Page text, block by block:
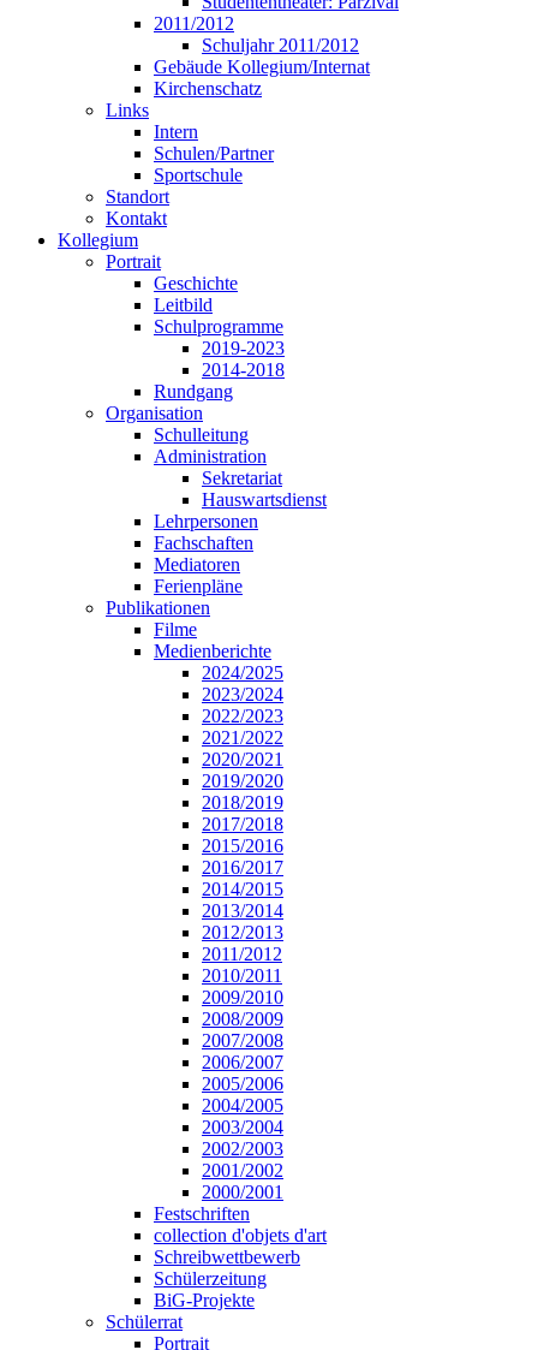
2011/2012
Schuljahr 2011/2012
Gebäude Kollegium/Internat
Kirchenschatz
Links
Intern
Schulen/Partner
Sportschule
Standort
Kontakt
Kollegium
Portrait
Geschichte
Leitbild
Schulprogramme
2019-2023
2014-2018
Rundgang
Organisation
Schulleitung
Administration
Sekretariat
Hauswartsdienst
Lehrpersonen
Fachschaften
Mediatoren
Ferienpläne
Publikationen
Filme
Medienberichte
2024/2025
2023/2024
2022/2023
2021/2022
2020/2021
2019/2020
2018/2019
2017/2018
2015/2016
2016/2017
2014/2015
2013/2014
2012/2013
2011/2012
2010/2011
2009/2010
2008/2009
2007/2008
2006/2007
2005/2006
2004/2005
2003/2004
2002/2003
2001/2002
2000/2001
Festschriften
collection d'objets d'art
Schreibwettbewerb
Schülerzeitung
BiG-Projekte
Schülerrat
Portrait